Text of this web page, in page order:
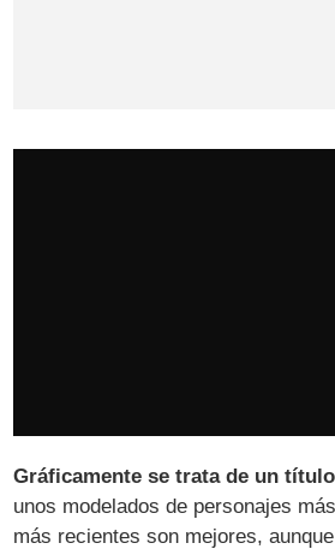
Gráficamente se trata de un
unos modelados de personajes
más recientes son mejores,